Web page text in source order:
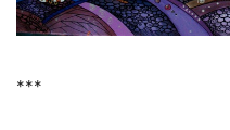
***